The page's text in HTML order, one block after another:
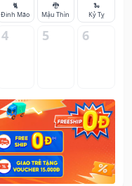
🐈
Đinh Mão
🐉
Mậu Thìn
🐍
Kỷ Tỵ
4 5 6